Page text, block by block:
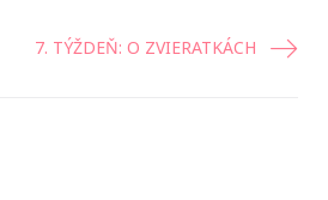
7. TÝŽDEŇ: O ZVIERATKÁCH